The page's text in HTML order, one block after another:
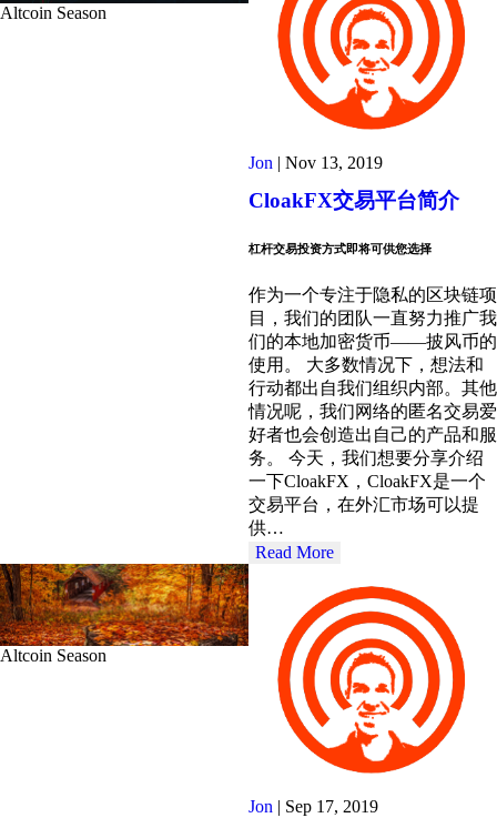
Altcoin Season
Jon Nov 13, 2019
CloakFX交易平台简介
杠杆交易投资方式即将可供您选择
作为一个专注于隐私的区块链项
目，我们的团队一直努力推广我
们的本地加密货币——披风币的
使用。 大多数情况下，想法和
行动都出自我们组织内部。其他
情况呢，我们网络的匿名交易爱
好者也会创造出自己的产品和服
务。 今天，我们想要分享介绍
一下CloakFX，CloakFX是一个
交易平台，在外汇市场可以提
供…
Read More
Altcoin Season
Jon | Sep 17, 2019